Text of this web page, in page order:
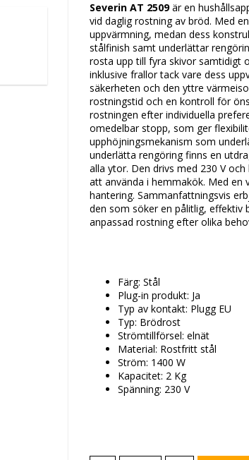
Severin AT 2509är en
vid daglig rostning av bröd. Med en
uppvärmning, medan dess
stålfinish samt underlättar
rosta upp till fyra skivor samtidigt
inklusive frallor tack vare dess
säkerheten och den yttre
rostningstid och en kontroll för
rostningen efter individuella
omedelbar stopp, som ger
upphöjningsmekanism som
underlätta rengöring finns en
alla ytor. Den drivs med 230 V
att använda i hemmakök. Med en
hantering. Sammanfattningsvis
den som söker en pålitlig,
anpassad rostning efter olika
Färg: Stål
Plug-in produkt: Ja
Typ av kontakt: Plugg EU
Typ: Brödrost
Strömtillförsel: elnät
Material: Rostfritt stål
Ström: 1400 W
Kapacitet: 2 Kg
Spänning: 230 V